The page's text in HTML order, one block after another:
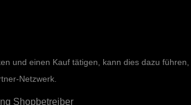
und einen Kauf tätigen, kann dies dazu
Netzwerk.
Shopbetreiber